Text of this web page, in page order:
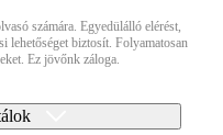
számára. Egyedülálló elérést,
lehetőséget biztosít. Folyamatosan
Ez jövőnk záloga.